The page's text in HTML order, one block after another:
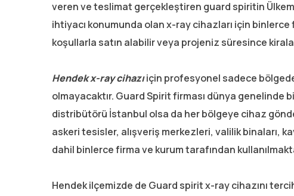
veren ve teslimat gerçekleştiren guard spiritin
ihtiyacı konumunda olan x-ray cihazları için binlerce
koşullarla satın alabilir veya projeniz süresince
Hendek x-ray cihazıiçin profesyonel sadece
olmayacaktır. Guard Spirit firması dünya genelinde
distribütörü İstanbul olsa da her bölgeye cihaz
askeri tesisler, alışveriş merkezleri, valilik binaları,
dahil binlerce firma ve kurum tarafından
Hendek ilçemizde de Guard spirit x-ray cihazını